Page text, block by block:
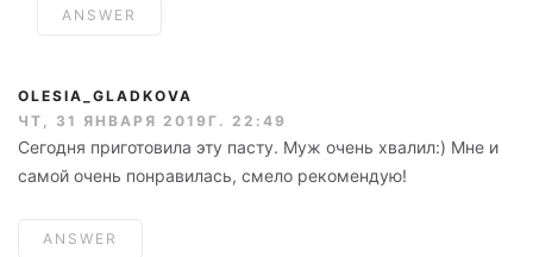
ANSWER
OLESIA_GLADKOVA
ЧТ, 31 ЯНВАРЯ 2019Г. 22:49
Сегодня приготовила эту пасту. Муж очень хвалил:) Мне и
самой очень понравилась, смело рекомендую!
ANSWER